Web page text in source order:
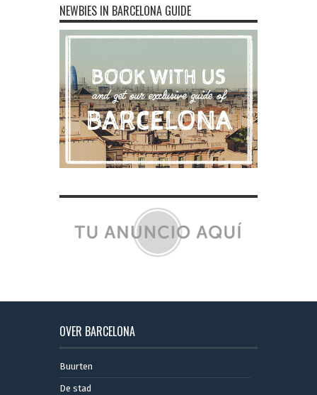
NEWBIES IN BARCELONA GUIDE
OVER BARCELONA
Buurten
De stad